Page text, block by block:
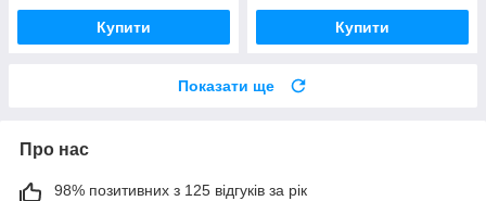
Купити Купити
Показати ще
Про нас
98% позитивних з 125 відгуків за рік